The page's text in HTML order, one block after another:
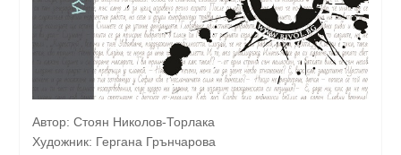
Автор: Стоян Николов-Торлака
Художник: Гергана Грънчарова